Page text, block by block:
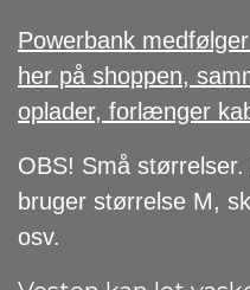
Powerbank
her på shoppen,
oplader, forlænger
OBS! Små
bruger størrelse M,
osv.